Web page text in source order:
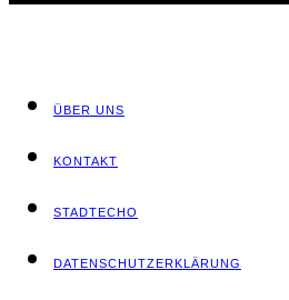
ÜBER UNS
KON­TAKT
STADT­ECHO
DATEN­SCHUTZ­ER­KLÄ­RUNG